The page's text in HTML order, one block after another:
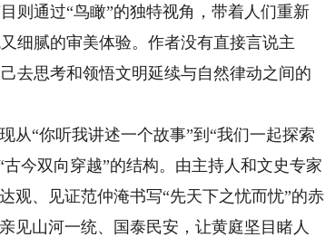
则通过“鸟瞰”的独特视角，带着人们重新
细腻的审美体验。作者没有直接言说主
去思考和领悟文明延续与自然律动之间的
“你听我讲述一个故事”到“我们一起探索
今双向穿越”的结构。由主持人和文史专家
观、见证范仲淹书写“先天下之忧而忧”的赤
见山河一统、国泰民安，让黄庭坚目睹人